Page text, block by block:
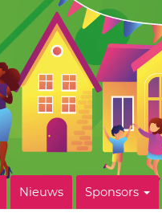
Nieuws Sponsors